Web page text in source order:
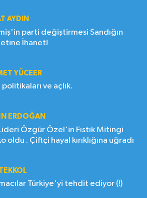
AYDIN
parti değiştirmesi Sandığın
İhanet!
YÜCEER
politikaları ve açlık.
ERDOĞAN
Özgür Özel'in Fıstık Mitingi
oldu . Çiftçi hayal kırıklığına uğradı
Türkiye'yi tehdit ediyor (!)